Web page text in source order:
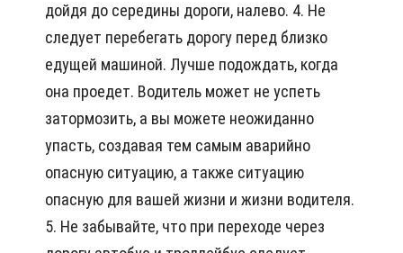
дойдя до середины дороги, налево. 4. Не
следует перебегать дорогу перед близко
едущей машиной. Лучше подождать, когда
она проедет. Водитель может не успеть
затормозить, а вы можете неожиданно
упасть, создавая тем самым аварийно
опасную ситуацию, а также ситуацию
опасную для вашей жизни и жизни водителя.
5. Не забывайте, что при переходе через